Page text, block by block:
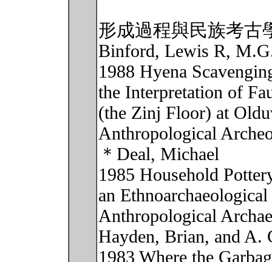
形成過程與民族考古
Binford, Lewis R,
1988 Hyena
the Interpretation of
(the Zinj Floor) at
Anthropological
＊Deal, Michael
1985 Household
an
Anthropological
Hayden, Brian, and A.
1983 Where the